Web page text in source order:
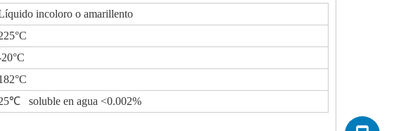
incoloro o amarillento
soluble en agua <0.002%